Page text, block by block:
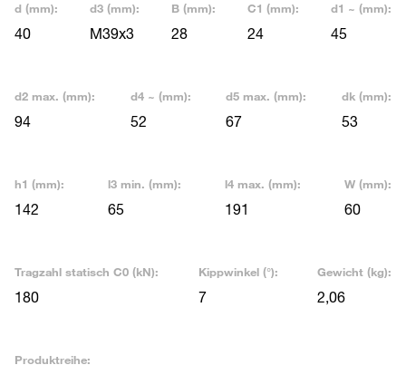
d (mm):
40
d3 (mm):
M39x3
B (mm):
28
C1 (mm):
24
d1 ~ (mm):
45
d2 max. (mm):
94
d4 ~ (mm):
52
d5 max. (mm):
67
dk (mm):
53
h1 (mm):
142
l3 min. (mm):
65
l4 max. (mm):
191
W (mm):
60
Tragzahl statisch C0 (kN):
180
Kippwinkel (°):
7
Gewicht (kg):
2,06
Produktreihe: